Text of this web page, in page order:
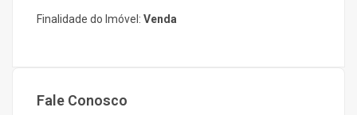
Finalidade do Imóvel: Venda
Fale Conosco